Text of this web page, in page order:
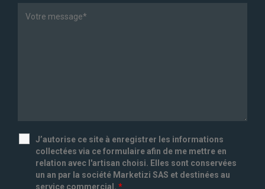
J’autorise ce site à enregistrer les informations
collectées via ce formulaire afin de me mettre en
relation avec l'artisan choisi. Elles sont conservées
un an par la société Marketizi SAS et destinées au
service commercial. *